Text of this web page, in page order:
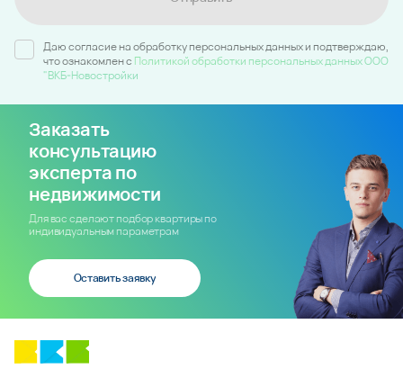
Даю согласие на обработку персональных данных и подтверждаю,
что ознакомлен c Политикой обработки персональных данных ООО
"ВКБ-Новостройки
Заказать
консультацию
эксперта по
недвижимости
Для вас сделают подбор квартиры по
индивидуальным параметрам
Оставить заявку